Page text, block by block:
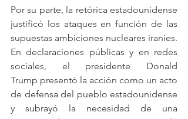
Por su parte, la retórica estadounidense
justificó los ataques en función de las
supuestas ambiciones nucleares iraníes.
En declaraciones públicas y en redes
sociales, el presidente Donald
Trump presentó la acción como un acto
de defensa del pueblo estadounidense
y subrayó la necesidad de una